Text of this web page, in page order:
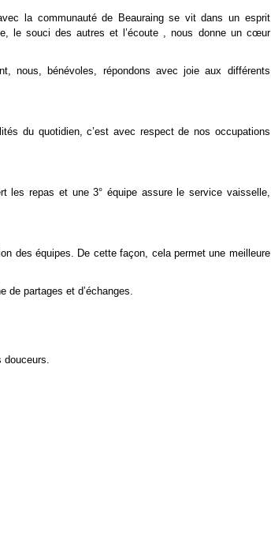
la communauté de Beauraing se vit dans un esprit
le souci des autres et l’écoute , nous donne un cœur
nous, bénévoles, répondons avec joie aux différents
du quotidien, c’est avec respect de nos occupations
les repas et une 3° équipe assure le service vaisselle,
des équipes. De cette façon, cela permet une meilleure
partages et d’échanges.